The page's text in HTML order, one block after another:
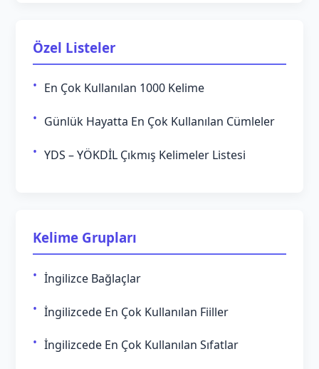
Özel Listeler
En Çok Kullanılan 1000 Kelime
Günlük Hayatta En Çok Kullanılan Cümleler
YDS – YÖKDİL Çıkmış Kelimeler Listesi
Kelime Grupları
İngilizce Bağlaçlar
İngilizcede En Çok Kullanılan Fiiller
İngilizcede En Çok Kullanılan Sıfatlar